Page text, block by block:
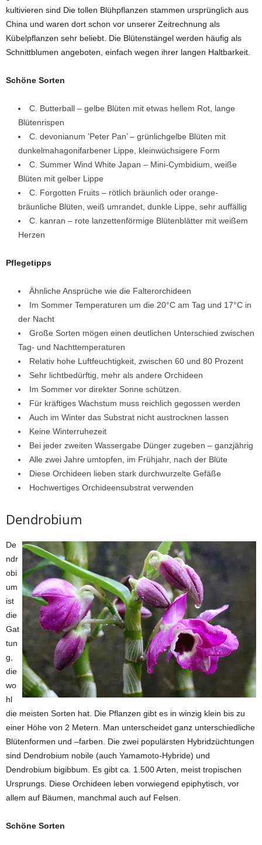
kultivieren sind Die tollen Blühpflanzen stammen ursprünglich aus
China und waren dort schon vor unserer Zeitrechnung als
Kübelpflanzen sehr beliebt. Die Blütenstängel werden häufig als
Schnittblumen angeboten, einfach wegen ihrer langen Haltbarkeit.
Schöne Sorten
C. Butterball – gelbe Blüten mit etwas hellem Rot, lange
Blütenrispen
C. devonianum ’Peter Pan’ – grünlichgelbe Blüten mit
dunkelmahagonifarbener Lippe, kleinwüchsigere Form
C. Summer Wind White Japan – Mini-Cymbidium, weiße
Blüten mit gelber Lippe
C. Forgotten Fruits – rötlich bräunlich oder orange-
bräunliche Blüten, weiß umrandet, dunkle Lippe, sehr auffällig
C. kanran – rote lanzettenförmige Blütenblätter mit weißem
Herzen
Pflegetipps
Ähnliche Ansprüche wie die Falterorchideen
Im Sommer Temperaturen um die 20°C am Tag und 17°C in
der Nacht
Große Sorten mögen einen deutlichen Unterschied zwischen
Tag- und Nachttemperaturen
Relativ hohe Luftfeuchtigkeit, zwischen 60 und 80 Prozent
Sehr lichtbedürftig, mehr als andere Orchideen
Im Sommer vor direkter Sonne schützen.
Für kräftiges Wachstum muss reichlich gegossen werden
Auch im Winter das Substrat nicht austrocknen lassen
Keine Winterruhezeit
Bei jeder zweiten Wassergabe Dünger zugeben – ganzjährig
Alle zwei Jahre umtopfen, im Frühjahr, nach der Blüte
Diese Orchideen lieben stark durchwurzelte Gefäße
Hochwertiges Orchideensubstrat verwenden
Dendrobium
De
ndr
obi
um
ist
die
Gat
tun
g,
die
wo
hl
die meisten Sorten hat. Die Pflanzen gibt es in winzig klein bis zu
einer Höhe von 2 Metern. Man unterscheidet ganz unterschiedliche
Blütenformen und –farben. Die zwei populärsten Hybridzüchtungen
sind Dendrobium nobile (auch Yamamoto-Hybride) und
Dendrobium bigibbum. Es gibt ca. 1.500 Arten, meist tropischen
Ursprungs. Diese Orchideen leben vorwiegend epiphytisch, vor
allem auf Bäumen, manchmal auch auf Felsen.
Schöne Sorten